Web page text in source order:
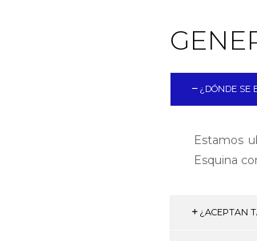
¿DÓNDE SE
Estamos
Esquina
¿ACEPTAN